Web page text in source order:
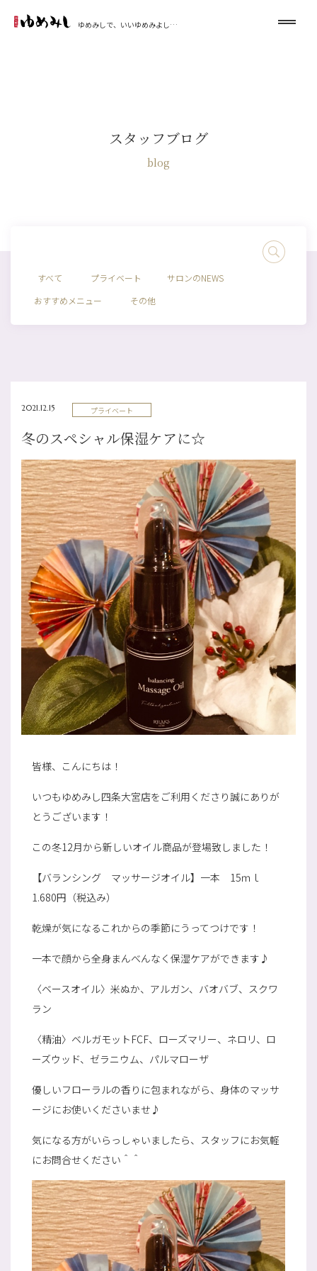
ゆめみしで、いいゆめみよし…
スタッフブログ
blog
すべて プライベート
サロンのNEWS
おすすめメニュー
その他
2021.12.15 プライベート
冬のスペシャル保湿ケアに☆
皆様、こんにちは！
いつもゆめみし四条大宮店をご利用くださり誠にありが
とうございます！
この冬12月から新しいオイル商品が登場致しました！
【バランシング マッサージオイル】一本 15ｍｌ
1.680円（税込み）
乾燥が気になるこれからの季節にうってつけです！
一本で顔から全身まんべんなく保湿ケアができます♪
〈ベースオイル〉米ぬか、アルガン、バオバブ、スクワ
ラン
〈精油〉ベルガモットFCF、ローズマリー、ネロリ、ロ
ーズウッド、ゼラニウム、パルマローザ
優しいフローラルの香りに包まれながら、身体のマッサ
ージにお使いくださいませ♪
気になる方がいらっしゃいましたら、スタッフにお気軽
にお問合せください＾＾